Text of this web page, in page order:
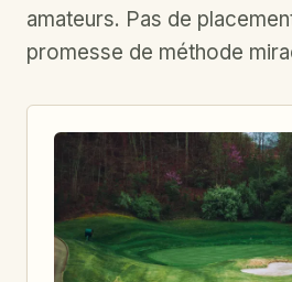
amateurs. Pas de
promesse de méthode